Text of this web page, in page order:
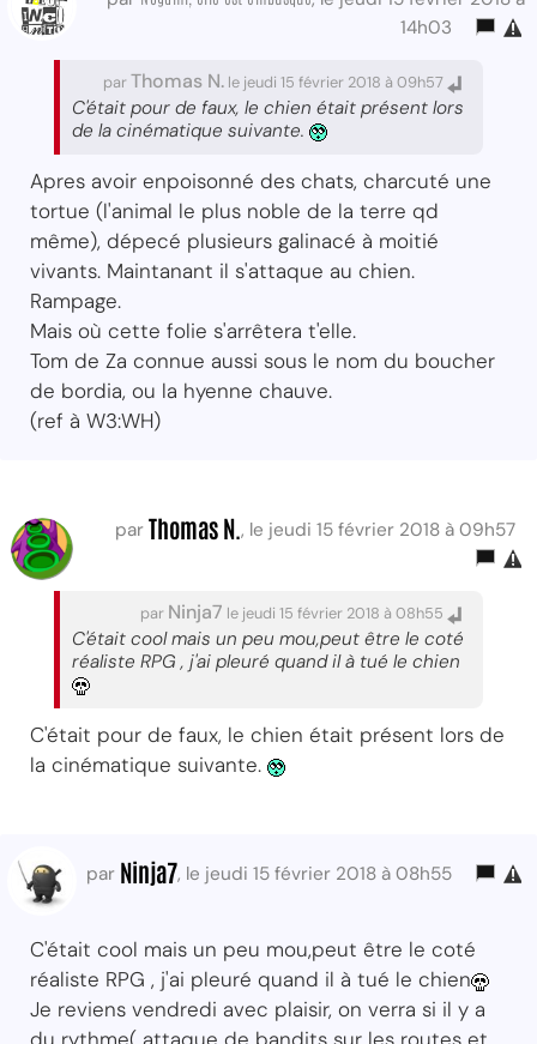
14h03
parThomas N. le jeudi 15 février 2018 à 09h57
C'était pour de faux, le chien était présent lors
de la cinématique suivante.
Apres avoir enpoisonné des chats, charcuté une
tortue (l'animal le plus noble de la terre qd
même), dépecé plusieurs galinacé à moitié
vivants. Maintanant il s'attaque au chien.
Rampage.
Mais où cette folie s'arrêtera t'elle.
Tom de Za connue aussi sous le nom du boucher
de bordia, ou la hyenne chauve.
(ref à W3:WH)
par Thomas N., le jeudi 15 février 2018 à 09h57
par Ninja7 le jeudi 15 février 2018 à 08h55
C'était cool mais un peu mou,peut être le coté
réaliste RPG , j'ai pleuré quand il à tué le chien
C'était pour de faux, le chien était présent lors de
la cinématique suivante.
par Ninja7, le jeudi 15 février 2018 à 08h55
C'était cool mais un peu mou,peut être le coté
réaliste RPG , j'ai pleuré quand il à tué le chien
Je reviens vendredi avec plaisir, on verra si il y a